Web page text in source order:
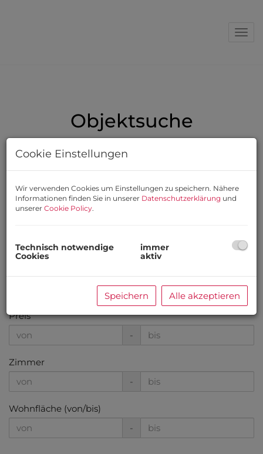
Objektsuche
Suchen
Alle
Miete
Preis
-
Zimmer
-
Wohnfläche (von/bis)
-
Cookie Einstellungen
Wir verwenden Cookies um Einstellungen zu speichern. Nähere
Informationen finden Sie in unserer Datenschutzerklärung und
unserer Cookie Policy.
Technisch notwendige
Cookies
immer
aktiv
Speichern Alle akzeptieren